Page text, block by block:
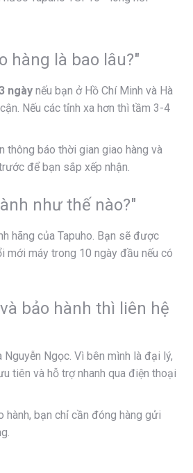
hàng là bao lâu?"
ngày nếu bạn ở Hồ Chí Minh và Hà
Nếu các tỉnh xa hơn thì tầm 3-4
thông báo thời gian giao hàng và
để bạn sắp xếp nhận.
như thế nào?"
hãng của Tapuho. Bạn sẽ được
mới máy trong 10 ngày đầu nếu có
bảo hành thì liên hệ
Nguyễn Ngọc. Vì bên mình là đại lý,
tiên và hỗ trợ nhanh qua điện thoại
hành, bạn chỉ cần đóng hàng gửi